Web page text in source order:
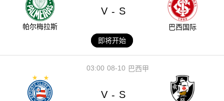
帕尔梅拉斯
V - S
巴西国际
即将开始
08-10
03:00 巴西甲
V - S